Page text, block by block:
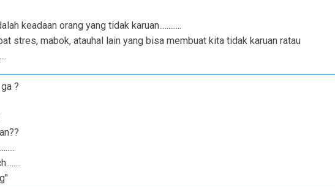
keadaan orang yang tidak karuan............
stres, mabok, atauhal lain yang bisa membuat kita tidak karuan ratau
?